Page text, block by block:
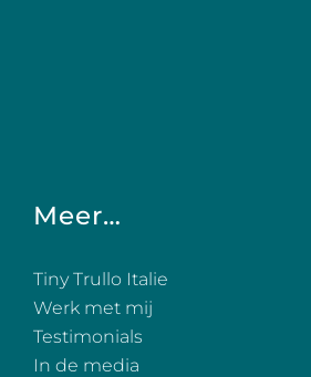
Meer…
Tiny Trullo Italie
Werk met mij
Testimonials
In de media